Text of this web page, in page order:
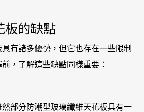
板的缺點
有諸多優勢，但它也存在一些限制
，了解這些缺點同樣重要：
然部分防潮型玻璃纖維天花板具有一